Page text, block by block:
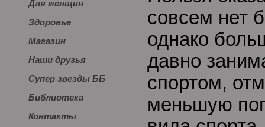
Для женщин
Здоровье
Магазин
Наши друзья
Супер звезды ББ
Библиотека
Контакты
совсем нет
однако
давно
спортом,
меньшую